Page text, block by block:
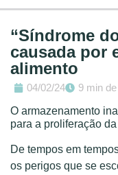
“Síndrome
causada por
alimento
04/02/24
9 min
O armazenamento
para a proliferação
De tempos em
os perigos que se